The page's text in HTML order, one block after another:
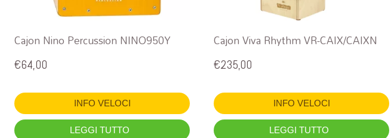
Cajon Nino Percussion NINO950Y
€64,00
INFO VELOCI
LEGGI TUTTO
Cajon Viva Rhythm VR-CAIX/CAIXN
€235,00
INFO VELOCI
LEGGI TUTTO